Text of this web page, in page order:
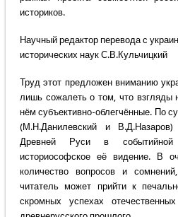
историков.
Научный редактор перевода с
исторических наук С.В.Кульчицкий
Труд этот предложен вниманию
лишь сожалеть о том, что взгляды
нём субъективно-облегчённые. По
(М.Н.Данилевский и
Древней Руси в событийной
историософское её видение. В
количество вопросов и
читатель может прийти к
скромных успехах